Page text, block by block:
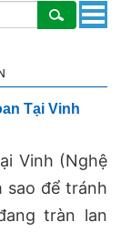
Tại Vinh
Vinh (Nghệ
sao để tránh
tràn lan